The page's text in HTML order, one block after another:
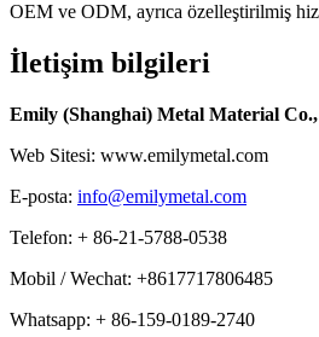
OEM ve ODM, ayrıca özelleştirilmiş
İletişim bilgileri
Emily (Shanghai) Metal Material
Web Sitesi: www.emilymetal.com
E-posta: info@emilymetal.com
Telefon: + 86-21-5788-0538
Mobil / Wechat: +8617717806485
Whatsapp: + 86-159-0189-2740